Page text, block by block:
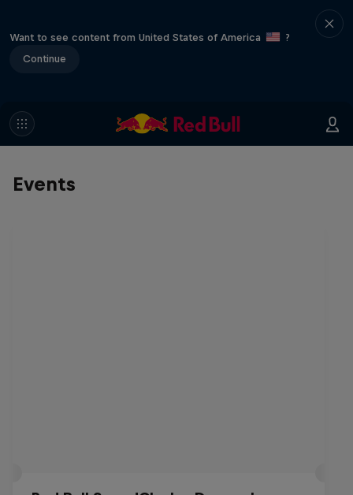
Want to see content from United States of America
?
Continue
Events